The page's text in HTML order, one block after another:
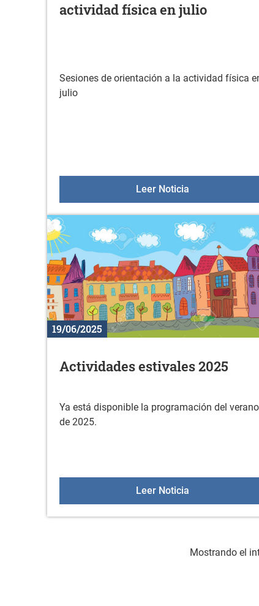
actividad física en julio
Sesiones de orientación a la actividad física
julio
Leer NoticiaSesiones de
19/06/2025
Actividades estivales 2025
Ya está disponible la programación del verano
de 2025.
Leer NoticiaActividades
Mostrando el